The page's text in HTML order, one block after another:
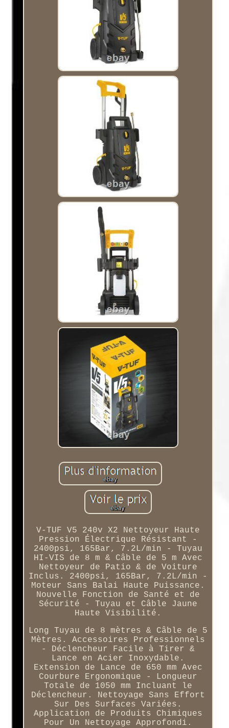
V-TUF V5 240v X2 Nettoyeur Haute
Pression Électrique Résistant -
2400psi, 165Bar, 7.2L/min - Tuyau
HI-VIS de 8 m & Câble de 5 m Avec
Nettoyeur de Patio & de Voiture
Inclus. 2400psi, 165Bar, 7.2L/min -
Moteur Sans Balai Haute Puissance.
Nouvelle Fonction de Santé et de
Sécurité - Tuyau et Câble Jaune
Haute Visibilité.
Long Tuyau de 8 mètres & Câble de 5
Mètres. Accessoires Professionnels
- Déclencheur Facile à Tirer &
Lance en Acier Inoxydable.
Extension de Lance de 650 mm Avec
Courbure Ergonomique - Longueur
Totale de 1050 mm Incluant le
Déclencheur. Nettoyage Sans Effort
Sur Des Surfaces Variées.
Application de Produits Chimiques
Pour Un Nettoyage Approfondi.